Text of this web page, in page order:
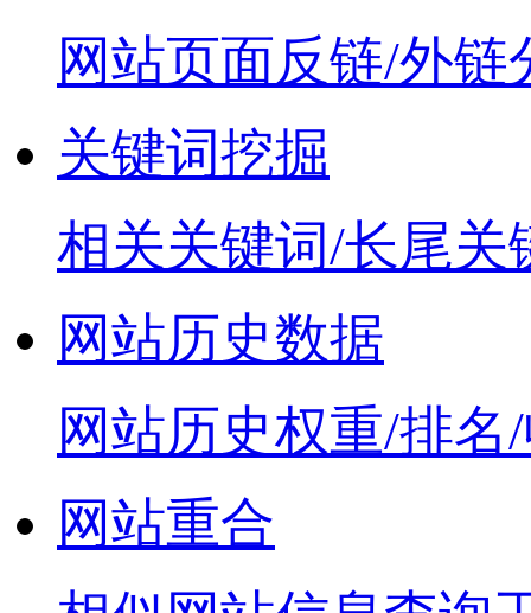
网站页面反链/外链
关键词挖掘
相关关键词/长尾关
网站历史数据
网站历史权重/排名
网站重合